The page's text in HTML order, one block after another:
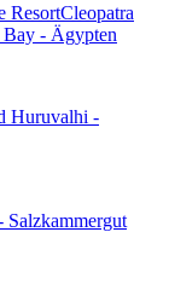
ResortCleopatra
- Ägypten
Huruvalhi -
Salzkammergut